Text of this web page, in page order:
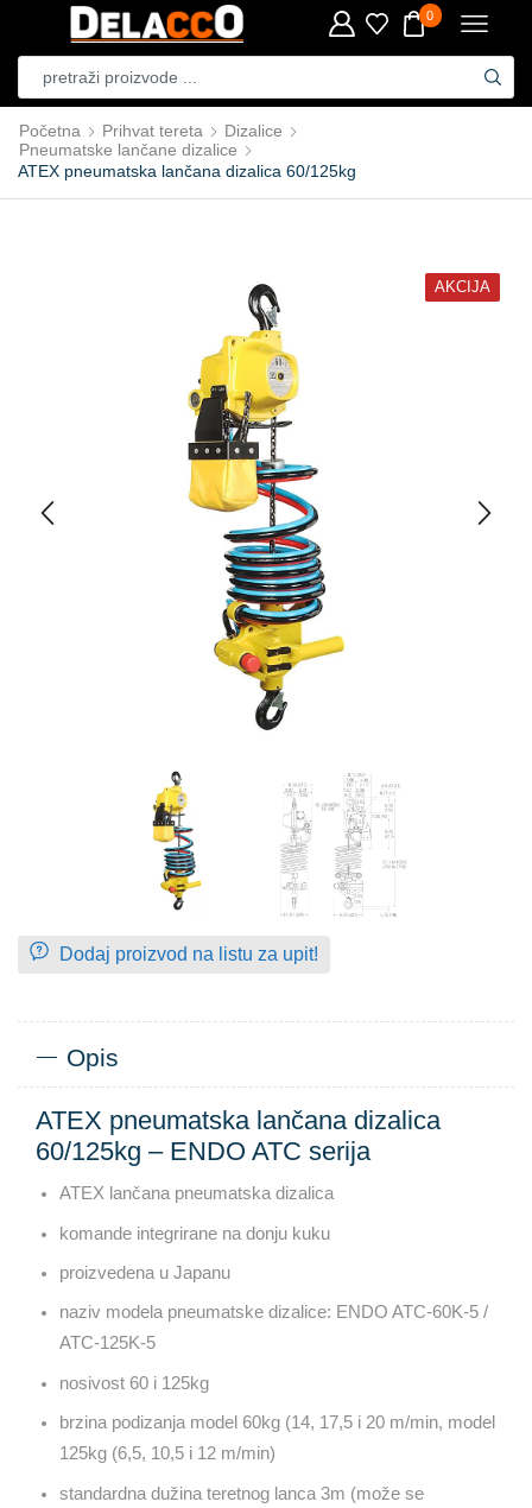
0
Početna Prihvat tereta
Dizalice
Pneumatske lančane dizalice
ATEX pneumatska lančana dizalica 60/125kg
AKCIJA
Dodaj proizvod na listu za upit!
Opis
ATEX pneumatska lančana dizalica
60/125kg – ENDO ATC serija
ATEX lančana pneumatska dizalica
komande integrirane na donju kuku
proizvedena u Japanu
naziv modela pneumatske dizalice: ENDO ATC-60K-5 /
ATC-125K-5
nosivost 60 i 125kg
brzina podizanja model 60kg (14, 17,5 i 20 m/min, model
125kg (6,5, 10,5 i 12 m/min)
standardna dužina teretnog lanca 3m (može se